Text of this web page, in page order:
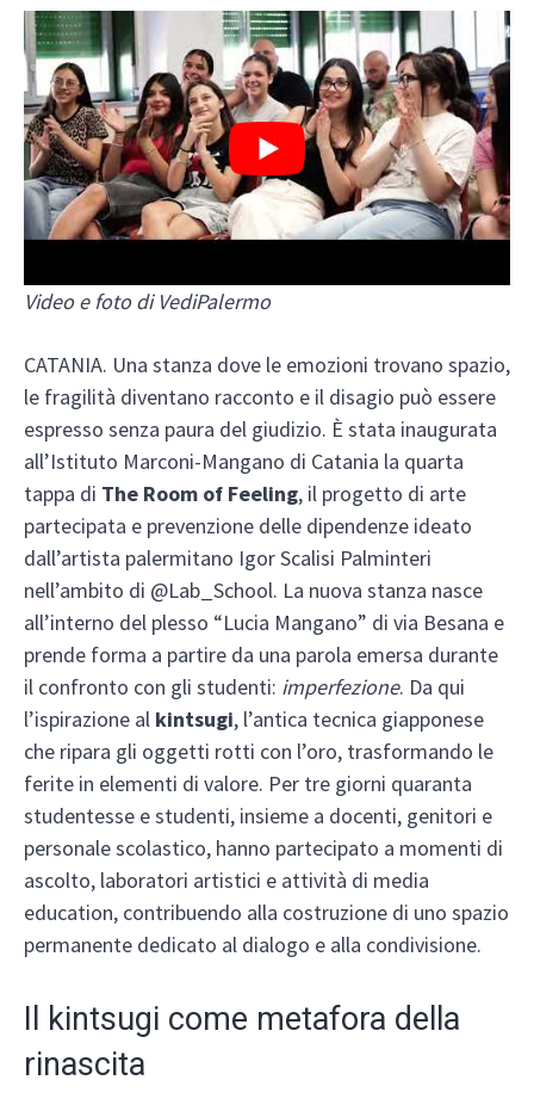
Video e foto di VediPalermo
CATANIA. Una stanza dove le emozioni trovano spazio,
le fragilità diventano racconto e il disagio può essere
espresso senza paura del giudizio. È stata inaugurata
all’Istituto Marconi-Mangano di Catania la quarta
tappa di The Room of Feeling, il progetto di arte
partecipata e prevenzione delle dipendenze ideato
dall’artista palermitano Igor Scalisi Palminteri
nell’ambito di @Lab_School. La nuova stanza nasce
all’interno del plesso “Lucia Mangano” di via Besana e
prende forma a partire da una parola emersa durante
il confronto con gli studenti: imperfezione. Da qui
l’ispirazione al kintsugi, l’antica tecnica giapponese
che ripara gli oggetti rotti con l’oro, trasformando le
ferite in elementi di valore. Per tre giorni quaranta
studentesse e studenti, insieme a docenti, genitori e
personale scolastico, hanno partecipato a momenti di
ascolto, laboratori artistici e attività di media
education, contribuendo alla costruzione di uno spazio
permanente dedicato al dialogo e alla condivisione.
Il kintsugi come metafora della
rinascita